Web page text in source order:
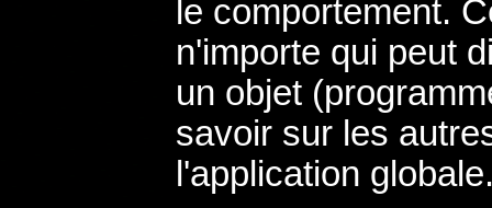
le comportement.
n'importe qui peut
un objet
savoir sur les
l'application